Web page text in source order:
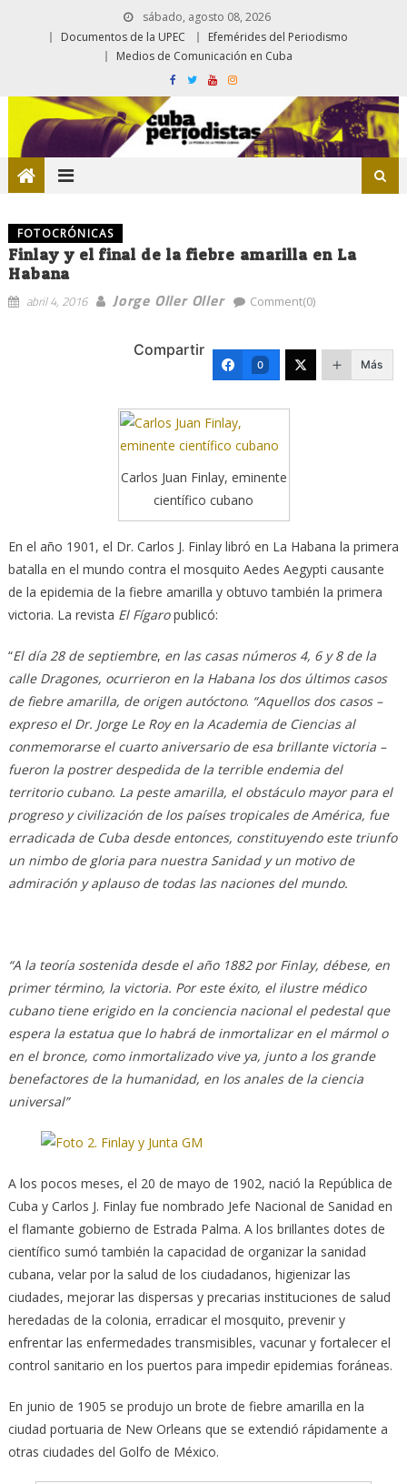
sábado, agosto 08, 2026
Documentos de la UPEC
Efemérides del Periodismo
Medios de Comunicación en Cuba
FOTOCRÓNICAS
Finlay y el final de la fiebre amarilla en La
Habana
abril 4, 2016 Jorge Oller Oller Comment(0)
Compartir
0 Más
Carlos Juan Finlay, eminente
científico cubano
En el año 1901, el Dr. Carlos J. Finlay libró en La Habana la primera
batalla en el mundo contra el mosquito Aedes Aegypti causante
de la epidemia de la fiebre amarilla y obtuvo también la primera
victoria. La revista El Fígaropublicó:
“El día 28 de septiembre, en las casas números 4, 6 y 8 de la
calle Dragones, ocurrieron en la Habana los dos últimos casos
de fiebre amarilla, de origen autóctono. “Aquellos dos casos –
expreso el Dr. Jorge Le Roy en la Academia de Ciencias al
conmemorarse el cuarto aniversario de esa brillante victoria –
fueron la postrer despedida de la terrible endemia del
territorio cubano. La peste amarilla, el obstáculo mayor para el
progreso y civilización de los países tropicales de América, fue
erradicada de Cuba desde entonces, constituyendo este triunfo
un nimbo de gloria para nuestra Sanidad y un motivo de
admiración y aplauso de todas las naciones del mundo.
“A la teoría sostenida desde el año 1882 por Finlay, débese, en
primer término, la victoria. Por este éxito, el ilustre médico
cubano tiene erigido en la conciencia nacional el pedestal que
espera la estatua que lo habrá de inmortalizar en el mármol o
en el bronce, como inmortalizado vive ya, junto a los grande
benefactores de la humanidad, en los anales de la ciencia
universal”
A los pocos meses, el 20 de mayo de 1902, nació la República de
Cuba y Carlos J. Finlay fue nombrado Jefe Nacional de Sanidad en
el flamante gobierno de Estrada Palma. A los brillantes dotes de
científico sumó también la capacidad de organizar la sanidad
cubana, velar por la salud de los ciudadanos, higienizar las
ciudades, mejorar las dispersas y precarias instituciones de salud
heredadas de la colonia, erradicar el mosquito, prevenir y
enfrentar las enfermedades transmisibles, vacunar y fortalecer el
control sanitario en los puertos para impedir epidemias foráneas.
En junio de 1905 se produjo un brote de fiebre amarilla en la
ciudad portuaria de New Orleans que se extendió rápidamente a
otras ciudades del Golfo de México.